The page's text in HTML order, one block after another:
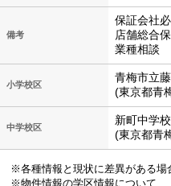
備考
保証会社
店舗総合
業種相談
小学校区
青梅市立
(東京都青
中学校区
新町中学校
(東京都青
※各種情報と現状に差異がある場
※物件情報の学区情報について